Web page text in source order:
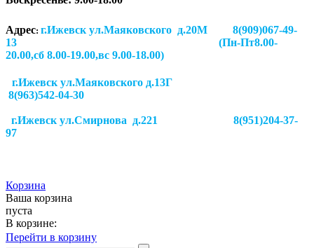
Адрес: г.Ижевск ул.Маяковского д.20М 8(909)067-49-
13 (Пн-Пт8.00-
20.00,сб 8.00-19.00,вс 9.00-18.00)
г.Ижевск ул.Маяковского д.13Г
8(963)542-04-30
г.Ижевск ул.Смирнова д.221
8(951)204-37-
97
Корзина
Ваша корзина
пуста
В корзине:
Перейти в корзину